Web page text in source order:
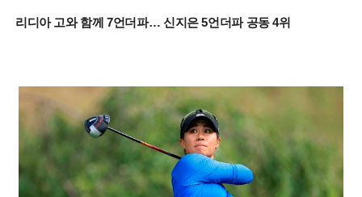
리디아 고와 함께 7언더파… 신지은 5언더파 공동 4위